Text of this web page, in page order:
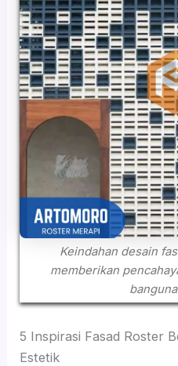
Keindahan desain
memberikan
5 Inspirasi Fasad Roster
Estetik